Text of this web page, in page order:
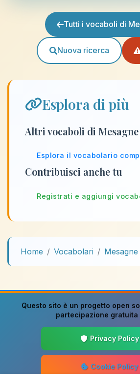
Tutti i vocaboli di
Nuova ricerca
Esplora di più
Altri vocaboli di Mesagne
Esplora il vocabolario
Contribuisci anche tu
Registrati e aggiungi
Home Vocabolari Mesagne
Questo sito è un progetto open
partecipazione gratuita
Privacy Policy
Cookie Policy